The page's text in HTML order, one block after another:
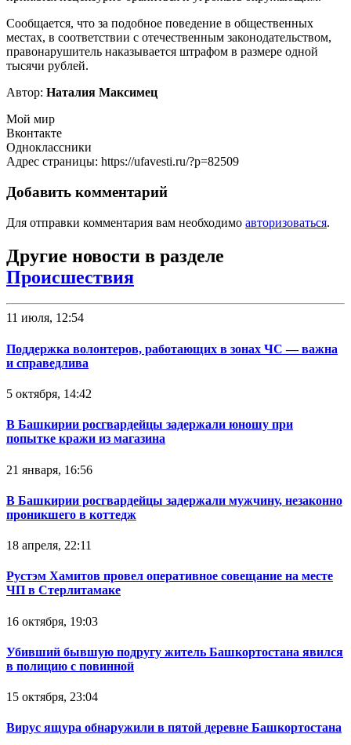
Сообщается, что за подобное поведение в общественных
местах, в соответствии с отечественным законодательством,
правонарушитель наказывается штрафом в размере одной
тысячи рублей.
Автор: Наталия Максимец
Мой мир
Вконтакте
Одноклассники
Адрес страницы: https://ufavesti.ru/?p=82509
Добавить комментарий
Для отправки комментария вам необходимо авторизоваться.
Другие новости в разделе
Происшествия
11 июля, 12:54
Поддержка волонтеров, работающих в зонах ЧС — важна
и справедлива
5 октября, 14:42
В Башкирии росгвардейцы задержали юношу при
попытке кражи из магазина
21 января, 16:56
В Башкирии росгвардейцы задержали мужчину, незаконно
проникшего в коттедж
18 апреля, 22:11
Рустэм Хамитов провел оперативное совещание на месте
ЧП в Стерлитамаке
16 октября, 19:03
Убивший бывшую подругу житель Башкортостана явился
в полицию с повинной
15 октября, 23:04
Вирус ящура обнаружили в пятой деревне Башкортостана